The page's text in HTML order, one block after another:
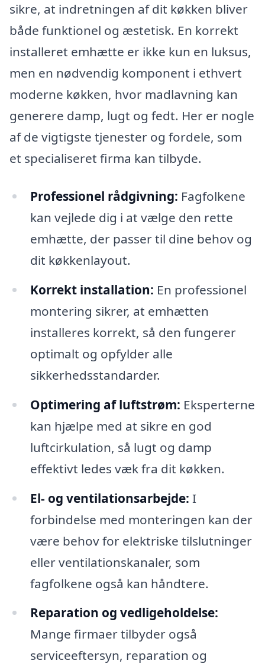
sikre, at indretningen af dit køkken bliver
både funktionel og æstetisk. En korrekt
installeret emhætte er ikke kun en luksus,
men en nødvendig komponent i ethvert
moderne køkken, hvor madlavning kan
generere damp, lugt og fedt. Her er nogle
af de vigtigste tjenester og fordele, som
et specialiseret firma kan tilbyde.
Professionel rådgivning: Fagfolkene
kan vejlede dig i at vælge den rette
emhætte, der passer til dine behov og
dit køkkenlayout.
Korrekt installation: En professionel
montering sikrer, at emhætten
installeres korrekt, så den fungerer
optimalt og opfylder alle
sikkerhedsstandarder.
Optimering af luftstrøm: Eksperterne
kan hjælpe med at sikre en god
luftcirkulation, så lugt og damp
effektivt ledes væk fra dit køkken.
El- og ventilationsarbejde: I
forbindelse med monteringen kan der
være behov for elektriske tilslutninger
eller ventilationskanaler, som
fagfolkene også kan håndtere.
Reparation og vedligeholdelse:
Mange firmaer tilbyder også
serviceeftersyn, reparation og